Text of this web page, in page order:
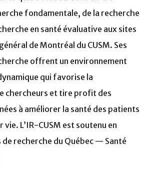
fondamentale, de la recherche
en santé évaluative aux sites
de Montréal du CUSM. Ses
offrent un environnement
qui favorise la
chercheurs et tire profit des
à améliorer la santé des patients
L’IR-CUSM est soutenu en
de recherche du Québec — Santé